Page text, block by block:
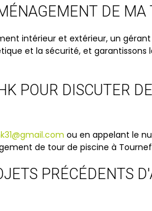
DE MA
intérieur et extérieur, un
et la sécurité, et
POUR DISCUTER
ou en appelant le
de tour de piscine à
PRÉCÉDENTS